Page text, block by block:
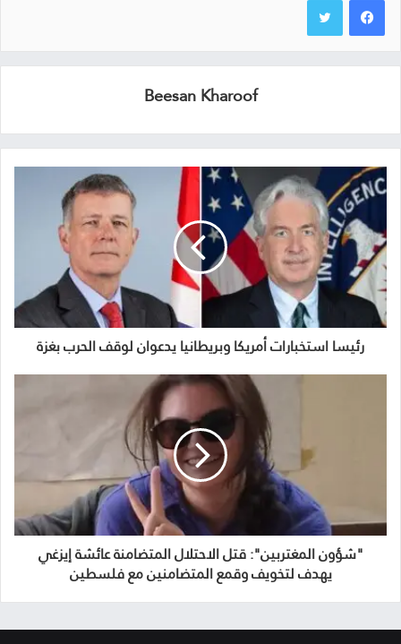
Beesan Kharoof
رئيسا استخبارات أمريكا وبريطانيا يدعوان لوقف الحرب بغزة
"شؤون المغتربين": قتل الاحتلال المتضامنة عائشة إيزغي
يهدف لتخويف وقمع المتضامنين مع فلسطين